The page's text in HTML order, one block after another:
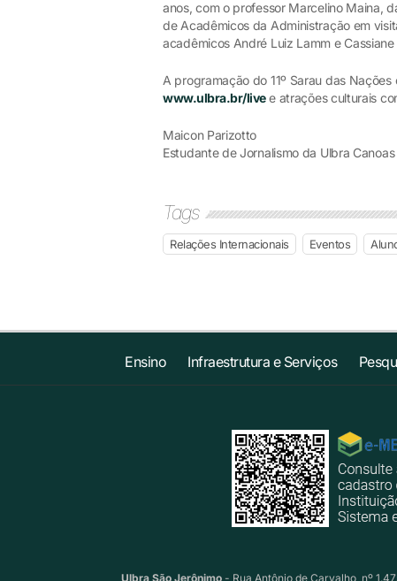
anos, com o professor Marcelino Maina,
de Acadêmicos da Administração em
acadêmicos André Luiz Lamm e Cassiane
A programação do 11º Sarau das
www.ulbra.br/livee atrações culturais
Maicon Parizotto
Estudante de Jornalismo da Ulbra Canoas
Tags
Relações Internacionais Eventos
Ensino Infraestrutura e Serviços
Ulbra São Jerônimo- Rua Antônio de Carvalho, nº